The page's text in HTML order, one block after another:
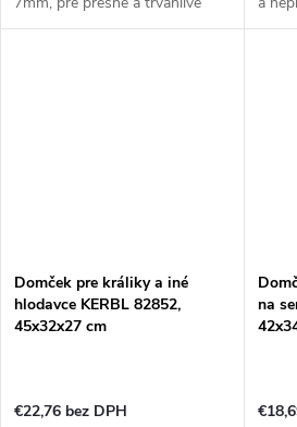
označovanie králikov a prasiat.
Domček pre králiky a iné
hlodavce KERBL 82852,
45x32x27 cm
€22,76 bez DPH
na